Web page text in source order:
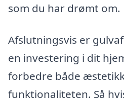
som du har drømt om.
Afslutningsvis er
en investering i dit
forbedre både
funktionaliteten. Så